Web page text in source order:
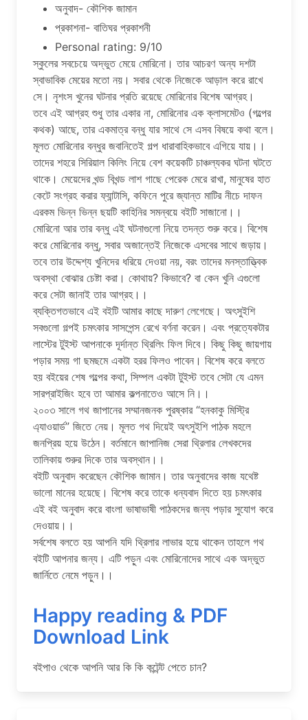
অনুবাদ- কৌশিক জামান
প্রকাশনা- বাতিঘর প্রকাশনী
Personal rating: 9/10
স্কুলের সবচেয়ে অদ্ভুত মেয়ে মোরিনো। তার আচরণ অন্য দশটা
স্বাভাবিক মেয়ের মতো নয়। সবার থেকে নিজেকে আড়াল করে রাখে
সে। নৃশংস খুনের ঘটনার প্রতি রয়েছে মোরিনোর বিশেষ আগ্রহ।
তবে এই আগ্রহ শুধু তার একার না, মোরিনোর এক ক্লাসমেটও (গল্পের
কথক) আছে, তার একমাত্র বন্ধু যার সাথে সে এসব বিষয়ে কথা বলে।
মূলত মোরিনোর বন্ধুর জবানিতেই গল্প ধারাবাহিকভাবে এগিয়ে যায়।।
তাদের শহরে সিরিয়াল কিলিং নিয়ে বেশ কয়েকটি চাঞ্চল্যকর ঘটনা ঘটতে
থাকে। মেয়েদের খন্ড বিখন্ড লাশ গাছে পেরেক মেরে রাখা, মানুষের হাত
কেটে সংগ্রহ করার ফ্যান্টাসি, কফিনে পুরে জ্যান্ত মাটির নীচে দাফন
এরকম ভিন্ন ভিন্ন ছয়টি কাহিনির সমন্বয়ে বইটি সাজানো।।
মোরিনো আর তার বন্ধু এই ঘটনাগুলো নিয়ে তদন্ত শুরু করে। বিশেষ
করে মোরিনোর বন্ধু, সবার অজান্তেই নিজেকে এসবের সাথে জড়ায়।
তবে তার উদ্দেশ্য খুনিদের ধরিয়ে দেওয়া নয়, বরং তাদের মনস্তাত্ত্বিক
অবস্থা বোঝার চেষ্টা করা। কোথায়? কিভাবে? বা কেন খুনি এগুলো
করে সেটা জানাই তার আগ্রহ।।
ব্যক্তিগতভাবে এই বইটি আমার কাছে দারুণ লেগেছে। অৎসুইশি
সবগুলো গল্পই চমৎকার সাসপেন্স রেখে বর্ণনা করেন। এবং প্রত্যেকটার
লাস্টের টুইস্ট আপনাকে দূর্দান্ত থ্রিলিং ফিল দিবে। কিছু কিছু জায়গায়
পড়ার সময় গা ছমছমে একটা হরর ফিলও পাবেন। বিশেষ করে বলতে
হয় বইয়ের শেষ গল্পের কথা, সিম্পল একটা টুইস্ট তবে সেটা যে এমন
সারপ্রাইজিং হবে তা আমার কল্পনাতেও আসে নি।।
২০০৩ সালে গথ জাপানের সম্মানজনক পুরষ্কার “হনকাকু মিস্ট্রি
এ্যাওয়ার্ড” জিতে নেয়। মূলত গথ দিয়েই অৎসুইশি পাঠক মহলে
জনপ্রিয় হয়ে উঠেন। বর্তমানে জাপানিজ সেরা থ্রিলার লেখকদের
তালিকায় শুরুর দিকে তার অবস্থান।।
বইটি অনুবাদ করেছেন কৌশিক জামান। তার অনুবাদের কাজ যথেষ্ট
ভালো মানের হয়েছে। বিশেষ করে তাকে ধন্যবাদ দিতে হয় চমৎকার
এই বই অনুবাদ করে বাংলা ভাষাভাষী পাঠকদের জন্য পড়ার সুযোগ করে
দেওয়ায়।।
সর্বশেষ বলতে হয় আপনি যদি থ্রিলার লাভার হয়ে থাকেন তাহলে গথ
বইটি আপনার জন্য। এটি পড়ুন এবং মোরিনোদের সাথে এক অদ্ভুত
জার্নিতে নেমে পড়ুন।।
Happy reading & PDF
Download Link
বইপাও থেকে আপনি আর কি কি কন্টেন্ট পেতে চান?